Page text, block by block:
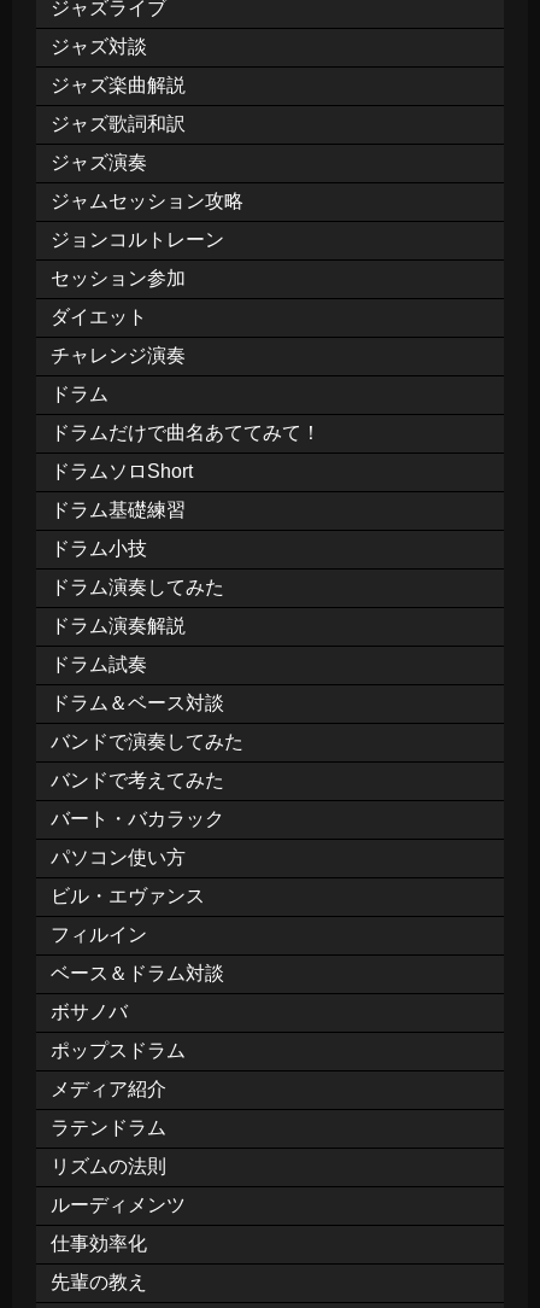
ジャズライブ
ジャズ対談
ジャズ楽曲解説
ジャズ歌詞和訳
ジャズ演奏
ジャムセッション攻略
ジョンコルトレーン
セッション参加
ダイエット
チャレンジ演奏
ドラム
ドラムだけで曲名あててみて！
ドラムソロShort
ドラム基礎練習
ドラム小技
ドラム演奏してみた
ドラム演奏解説
ドラム試奏
ドラム＆ベース対談
バンドで演奏してみた
バンドで考えてみた
バート・バカラック
パソコン使い方
ビル・エヴァンス
フィルイン
ベース＆ドラム対談
ボサノバ
ポップスドラム
メディア紹介
ラテンドラム
リズムの法則
ルーディメンツ
仕事効率化
先輩の教え